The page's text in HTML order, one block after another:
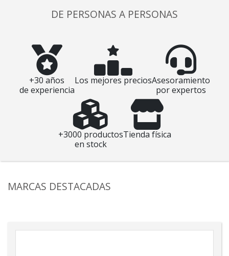
DE PERSONAS A PERSONAS
+30 años
de experiencia
Los mejores preciosAsesoramiento
por expertos
+3000 productos
en stock
Tienda física
MARCAS DESTACADAS